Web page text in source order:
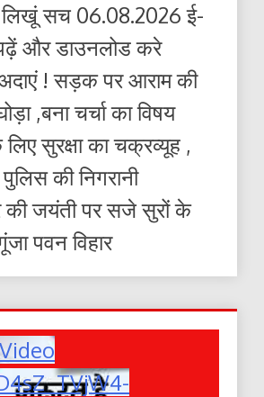
सच 06.08.2026 ई-
और डाउनलोड करे
! सड़क पर आराम की
,बना चर्चा का विषय
सुरक्षा का चक्रव्यूह ,
की निगरानी
की जयंती पर सजे सुरों के
पवन विहार